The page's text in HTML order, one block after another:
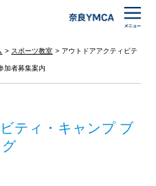
スポーツ教室 アウトドアアクティビテ
加者募集案内
ティ・キャンプ ブ